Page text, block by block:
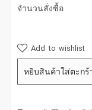
จำนวนสั่งซื้อ
Add to wishlist